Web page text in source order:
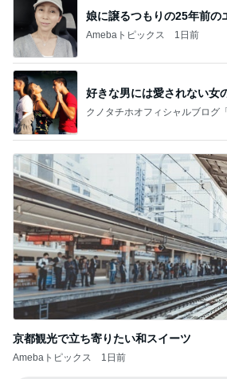
娘に譲るつもりの25年前の
Amebaトピックス 1日前
好きな男には愛されない女
クノタチホオフィシャルブログ
京都観光で立ち寄りたい和スイーツ
Amebaトピックス 1日前